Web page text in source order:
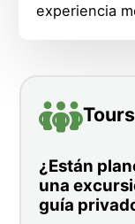
experiencia
¿Están
una
guía